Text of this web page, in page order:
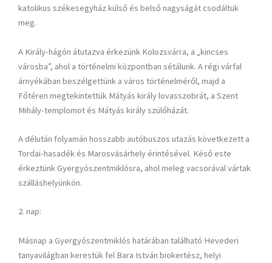
katolikus székesegyház külső és belső nagyságát csodáltuk
meg.
A Király-hágón átutazva érkezünk Kolozsvárra, a „kincses
városba”, ahol a történelmi központban sétálunk. A régi várfal
árnyékában beszélgettünk a város történelméről, majd a
Főtéren megtekintettük Mátyás király lovasszobrát, a Szent
Mihály-templomot és Mátyás király szülőházát.
A délután folyamán hosszabb autóbuszos utazás következett a
Tordai-hasadék és Marosvásárhely érintésével. Késő este
érkeztünk Gyergyószentmiklósra, ahol meleg vacsorával vártak
szálláshelyünkön.
2. nap:
Másnap a Gyergyószentmiklós határában található Hevederi
tanyavilágban kerestük fel Bara István biokertész, helyi